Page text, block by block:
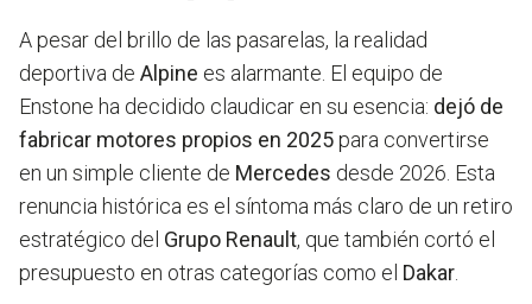
A pesar del brillo de las pasarelas, la realidad
deportiva de Alpine es alarmante. El equipo de
Enstone ha decidido claudicar en su esencia: dejó de
fabricar motores propios en 2025para convertirse
en un simple cliente de Mercedes desde 2026. Esta
renuncia histórica es el síntoma más claro de un retiro
estratégico del Grupo Renault, que también cortó el
presupuesto en otras categorías como el Dakar